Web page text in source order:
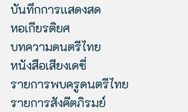
บันทึกการแสดงสด
หอเกียรติยศ
บทความดนตรีไทย
หนังสือเสียงเดซี่
รายการพบครูดนตรีไทย
รายการสังคีตภิรมย์